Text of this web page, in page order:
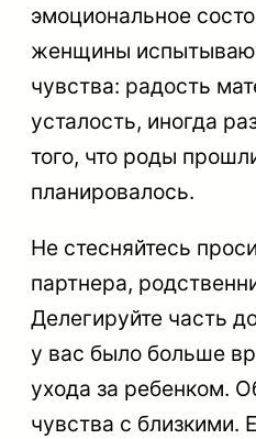
эмоциональное
женщины
чувства: радость
усталость, иногда
того, что роды
планировалось.
Не стесняйтесь
партнера,
Делегируйте часть
у вас было больше
ухода за ребенком.
чувства с близкими.